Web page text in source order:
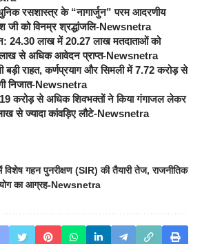
रसशास्त्र के “नागार्जुन” परम आदरणीय
जी को विनम्र श्रद्धांजलि-Newsnetra
24.30 लाख में 20.27 लाख मतदाताओं को
लाख से अधिक आवेदन प्राप्त-Newsnetra
बड़ी राहत, कर्णप्रयाग और सिमली में 7.72 करोड़ से
निजात-Newsnetra
करोड़ से अधिक शिवभक्तों ने किया गंगाजल लेकर
से ज्यादा कांवड़िए लौटे-Newsnetra
विशेष गहन पुनरीक्षण (SIR) की तैयारी तेज,राजनीतिक
का आग्रह-Newsnetra